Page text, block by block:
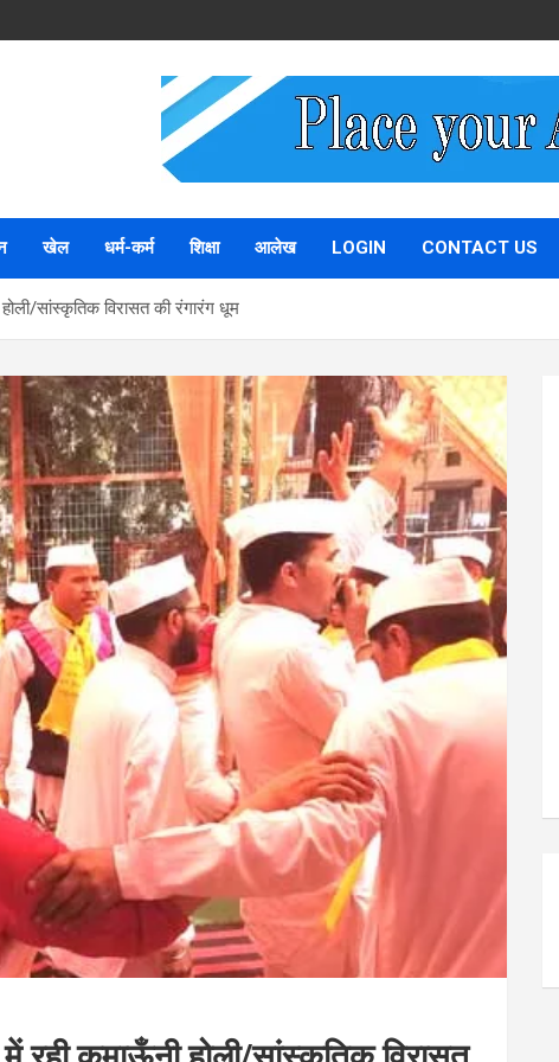
खेल धर्म-कर्म शिक्षा आलेख LOGIN CONTACT US
सांस्कृतिक विरासत की रंगारंग धूम